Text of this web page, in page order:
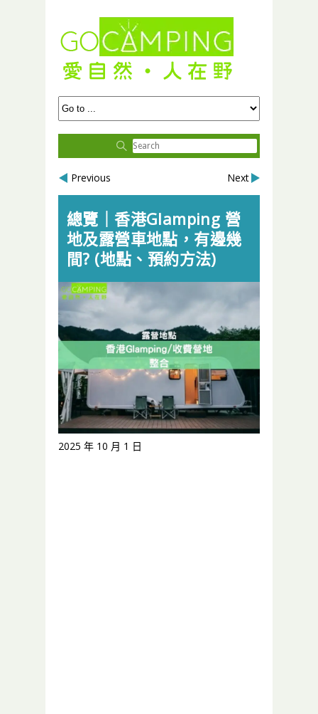
Previous Next
總覽｜香港Glamping 營
地及露營車地點，有邊幾
間? (地點、預約方法)
2025 年 10 月 1 日